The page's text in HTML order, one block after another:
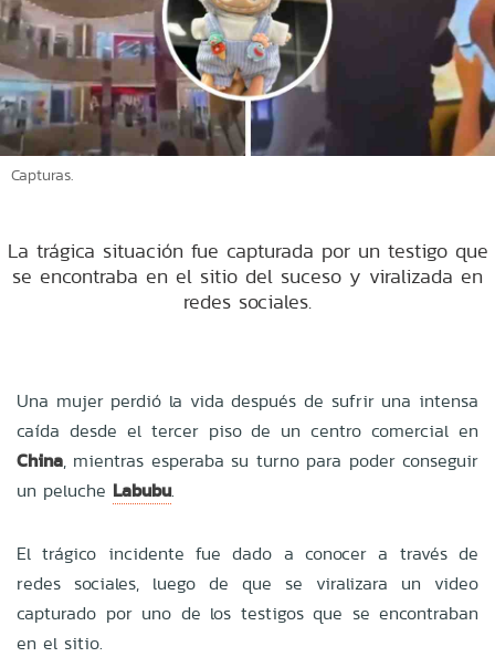
Capturas.
La trágica situación fue capturada por un testigo que
se encontraba en el sitio del suceso y viralizada en
redes sociales.
Una mujer perdió la vida después de sufrir una intensa
caída desde el tercer piso de un centro comercial en
China, mientras esperaba su turno para poder conseguir
un peluche Labubu.
El trágico incidente fue dado a conocer a través de
redes sociales, luego de que se viralizara un video
capturado por uno de los testigos que se encontraban
en el sitio.